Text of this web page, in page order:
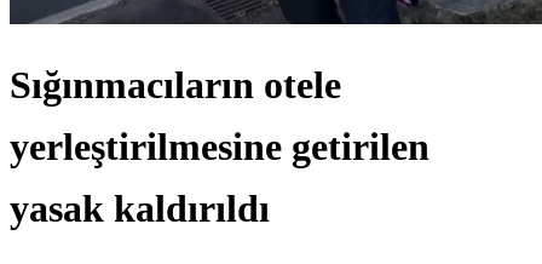
Sığınmacıların otele
yerleştirilmesine getirilen
yasak kaldırıldı